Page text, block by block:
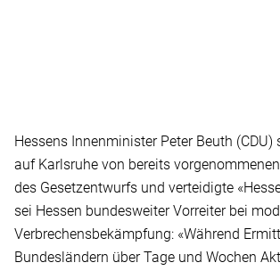
Hessens Innenminister Peter Beuth
auf Karlsruhe von bereits
des Gesetzentwurfs und verteidigte
sei Hessen bundesweiter Vorreiter bei
Verbrechensbekämpfung: «Während
Bundesländern über Tage und Wochen